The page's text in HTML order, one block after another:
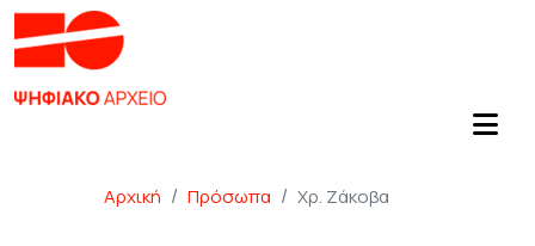
Αρχική Πρόσωπα Χρ. Ζάκοβα